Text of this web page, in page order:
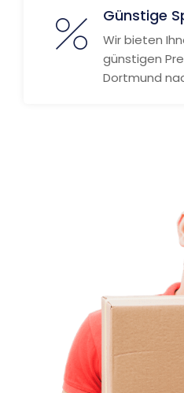
Günstige
Wir bieten
günstigen
Dortmund